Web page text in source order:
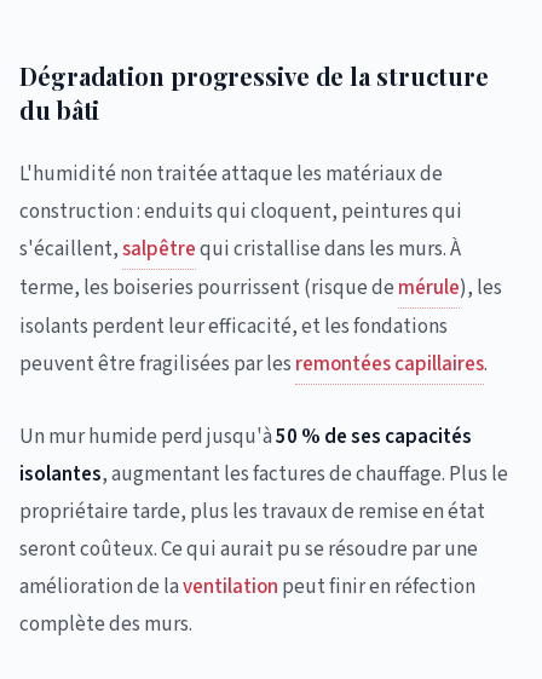
Dégradation progressive de la structure
du bâti
L'humidité non traitée attaque les matériaux de
construction : enduits qui cloquent, peintures qui
s'écaillent,salpêtrequi cristallise dans les murs. À
terme, les boiseries pourrissent (risque de mérule), les
isolants perdent leur efficacité, et les fondations
peuvent être fragilisées par les remontées capillaires.
Un mur humide perd jusqu'à50 % de ses capacités
isolantes, augmentant les factures de chauffage. Plus le
propriétaire tarde, plus les travaux de remise en état
seront coûteux. Ce qui aurait pu se résoudre par une
amélioration de laventilation peut finir en réfection
complète des murs.